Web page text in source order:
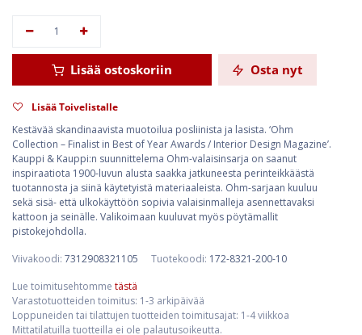
Lisää ostoskoriin Osta nyt
Lisää Toivelistalle
Kestävää skandinaavista muotoilua posliinista ja lasista. ‘Ohm
Collection – Finalist in Best of Year Awards / Interior Design Magazine’.
Kauppi & Kauppi:n suunnittelema Ohm-valaisinsarja on saanut
inspiraatiota 1900-luvun alusta saakka jatkuneesta perinteikkäästä
tuotannosta ja siinä käytetyistä materiaaleista. Ohm-sarjaan kuuluu
sekä sisä- että ulkokäyttöön sopivia valaisinmalleja asennettavaksi
kattoon ja seinälle. Valikoimaan kuuluvat myös pöytämallit
pistokejohdolla.
Viivakoodi: 7312908321105 Tuotekoodi: 172-8321-200-10
Lue toimitusehtomme tästä
Varastotuotteiden toimitus: 1-3 arkipäivää
Loppuneiden tai tilattujen tuotteiden toimitusajat: 1-4 viikkoa
Mittatilatuilla tuotteilla ei ole palautusoikeutta.